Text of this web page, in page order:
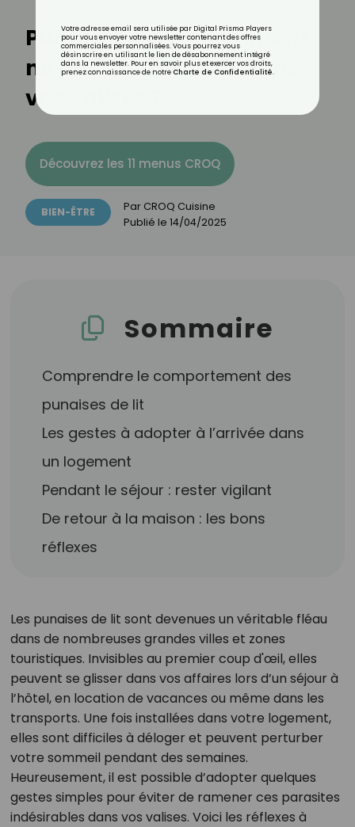
Punaises de lit : comment
ne pas les ramener dans
vos valises ?
Découvrez les 11 menus CROQ
BIEN-ÊTRE Par CROQ Cuisine
Publié le 14/04/2025
Sommaire
Comprendre le comportement des
punaises de lit
Les gestes à adopter à l’arrivée dans
un logement
Pendant le séjour : rester vigilant
De retour à la maison : les bons
réflexes
Les punaises de lit sont devenues un véritable fléau
dans de nombreuses grandes villes et zones
touristiques. Invisibles au premier coup d'œil, elles
peuvent se glisser dans vos affaires lors d’un séjour à
l’hôtel, en location de vacances ou même dans les
transports. Une fois installées dans votre logement,
elles sont difficiles à déloger et peuvent perturber
votre sommeil pendant des semaines.
Heureusement, il est possible d’adopter quelques
gestes simples pour éviter de ramener ces parasites
indésirables dans vos valises. Voici les réflexes à
Votre adresse email sera utilisée par Digital Prisma Players
pour vous envoyer votre newsletter contenant des offres
commerciales personnalisées. Vous pourrez vous
désinscrire en utilisant le lien de désabonnement intégré
dans la newsletter. Pour en savoir plus et exercer vos droits,
prenez connaissance de notre Charte de Confidentialité.